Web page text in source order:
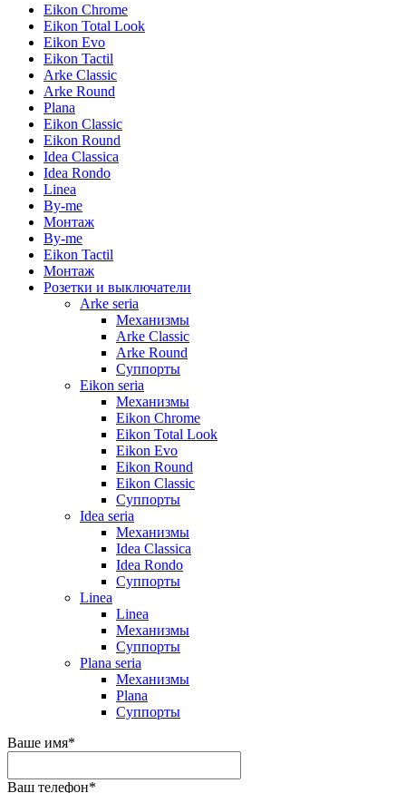
Eikon Chrome
Eikon Total Look
Eikon Evo
Eikon Tactil
Arke Classic
Arke Round
Plana
Eikon Classic
Eikon Round
Idea Classica
Idea Rondo
Linea
By-me
Монтаж
By-me
Eikon Tactil
Монтаж
Розетки и выключатели
Arke seria
Механизмы
Arke Classic
Arke Round
Суппорты
Eikon seria
Механизмы
Eikon Chrome
Eikon Total Look
Eikon Evo
Eikon Round
Eikon Classic
Суппорты
Idea seria
Механизмы
Idea Classica
Idea Rondo
Суппорты
Linea
Linea
Механизмы
Суппорты
Plana seria
Механизмы
Plana
Суппорты
Ваше имя*
Ваш телефон*